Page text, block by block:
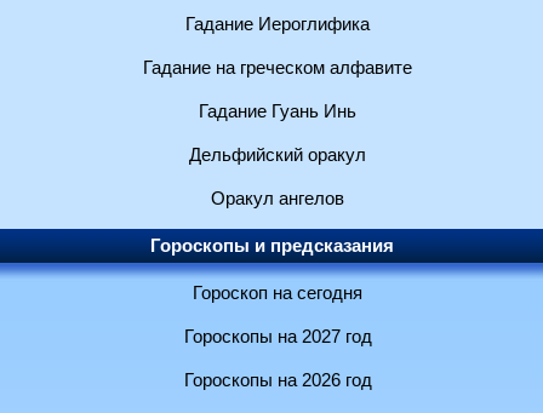
Гадание Иероглифика
Гадание на греческом алфавите
Гадание Гуань Инь
Дельфийский оракул
Оракул ангелов
Гороскопы и предсказания
Гороскоп на сегодня
Гороскопы на 2027 год
Гороскопы на 2026 год